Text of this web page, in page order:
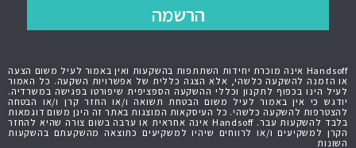
הרשמה
Handsoff אינה מוכרת יחידות השתתפות בהשקעות ואין באמור לעיל משום הצעה
או הזמנה להשקעה כלשהי, אלא הצגה כללית של אפשרויות השקעה. כל האמור
לעיל הינו בכפוף לתקנון וכללי ההשקעה הספציפית שיפורטו בפגישה במשרדיה.
יודגש כי אין באמור לעיל משום הבטחת תשואה ו/או החזר קרן ו/או הבטחה
להצטרפות להשקעה כלשהי. כל העיסקאות המוצגות באתר זה הינן משום דוגמאות
בלבד להשקעות עבר. Handsoff אינה אחראית או ערבה בשום צורה שהיא להחזר
הקרן למשקיעים ו/או לרווחים שיהיו למשקיעים כתוצאה מהשקעתם בהשקעות
השונות